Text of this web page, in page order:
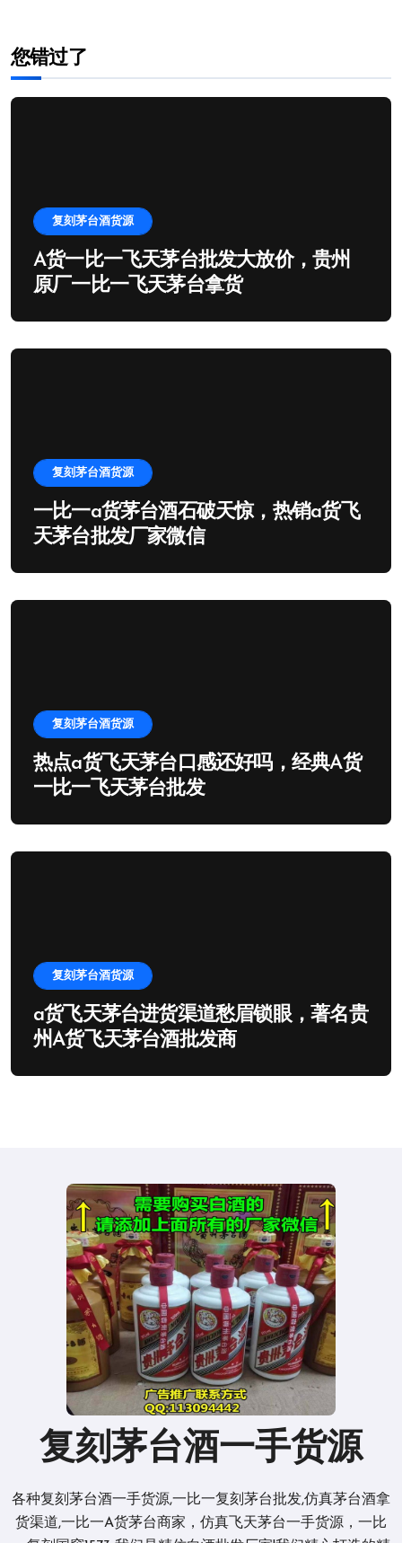
您错过了
复刻茅台酒货源
A货一比一飞天茅台批发大放价，贵州
原厂一比一飞天茅台拿货
复刻茅台酒货源
一比一a货茅台酒石破天惊，热销a货飞
天茅台批发厂家微信
复刻茅台酒货源
热点a货飞天茅台口感还好吗，经典A货
一比一飞天茅台批发
复刻茅台酒货源
a货飞天茅台进货渠道愁眉锁眼，著名贵
州A货飞天茅台酒批发商
复刻茅台酒一手货源
各种复刻茅台酒一手货源,一比一复刻茅台批发,仿真茅台酒拿
货渠道,一比一A货茅台商家，仿真飞天茅台一手货源，一比